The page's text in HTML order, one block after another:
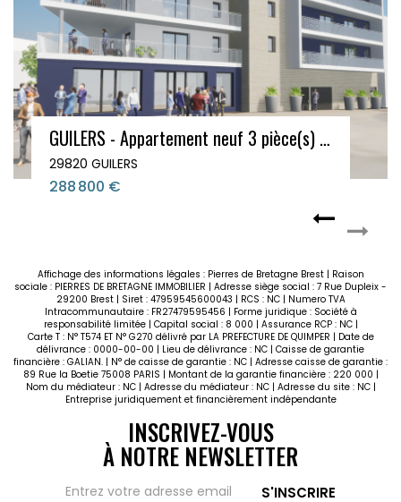
GUILERS - Appartement neuf 3 pièce(s) 64.03 m2 avec terrasse 33.09 m2
29820 GUILERS
288 800 €
Affichage des informations légales : Pierres de Bretagne Brest | Raison
sociale : PIERRES DE BRETAGNE IMMOBILIER | Adresse siège social : 7 Rue Dupleix -
29200 Brest | Siret : 47959545600043 | RCS : NC | Numero TVA
Intracommunautaire : FR27479595456 | Forme juridique : Société à
responsabilité limitée | Capital social : 8 000 | Assurance RCP : NC |
Carte T : N° T574 ET N° G270 délivré par LA PREFECTURE DE QUIMPER | Date de
délivrance : 0000-00-00 | Lieu de délivrance : NC | Caisse de garantie
financière : GALIAN. | N° de caisse de garantie : NC | Adresse caisse de garantie :
89 Rue la Boetie 75008 PARIS | Montant de la garantie financière : 220 000 |
Nom du médiateur : NC | Adresse du médiateur : NC | Adresse du site : NC |
Entreprise juridiquement et financièrement indépendante
INSCRIVEZ-VOUS
À NOTRE NEWSLETTER
S'INSCRIRE